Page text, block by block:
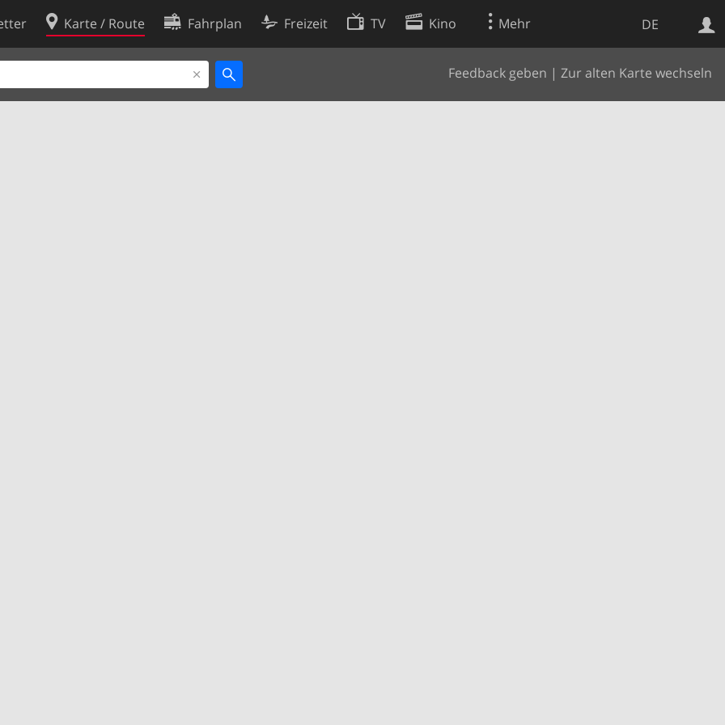
DE
Karte / Route Fahrplan Freizeit TV Kino Mehr
Feedback geben | Zur alten Karte wechseln
Websuche
Cookie-Richtlinie
Cookie-Einstellungen